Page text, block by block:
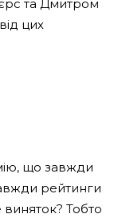
та Дмитром
цих
що завжди
рейтинги
виняток? Тобто